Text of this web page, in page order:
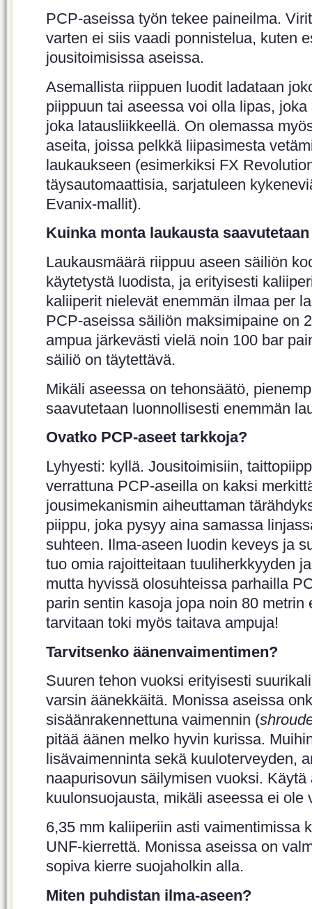
PCP-aseissa työn tekee paineilma.
varten ei siis vaadi ponnistelua, kuten
jousitoimisissa aseissa.
Asemallista riippuen luodit ladataan
piippuun tai aseessa voi olla lipas,
joka latausliikkeellä. On olemassa
aseita, joissa pelkkä liipasimesta
laukaukseen (esimerkiksi FX
täysautomaattisia, sarjatuleen
Evanix-mallit).
Kuinka monta laukausta
Laukausmäärä riippuu aseen säiliön
käytetystä luodista, ja erityisesti
kaliiperit nielevät enemmän ilmaa per
PCP-aseissa säiliön maksimipaine on
ampua järkevästi vielä noin 100 bar
säiliö on täytettävä.
Mikäli aseessa on tehonsäätö,
saavutetaan luonnollisesti enemmän
Ovatko PCP-aseet tarkkoja?
Lyhyesti: kyllä. Jousitoimisiin,
verrattuna PCP-aseilla on kaksi
jousimekanismin aiheuttaman
piippu, joka pysyy aina samassa
suhteen. Ilma-aseen luodin keveys ja
tuo omia rajoitteitaan tuuliherkkyyden
mutta hyvissä olosuhteissa parhailla
parin sentin kasoja jopa noin 80 metrin
tarvitaan toki myös taitava ampuja!
Tarvitsenko äänenvaimentimen?
Suuren tehon vuoksi erityisesti
varsin äänekkäitä. Monissa aseissa
sisäänrakennettuna vaimennin (
pitää äänen melko hyvin kurissa.
lisävaimenninta sekä kuuloterveyden,
naapurisovun säilymisen vuoksi. Käytä
kuulonsuojausta, mikäli aseessa ei ole
6,35 mm kaliiperiin asti vaimentimissa
UNF-kierrettä. Monissa aseissa on
sopiva kierre suojaholkin alla.
Miten puhdistan ilma-aseen?